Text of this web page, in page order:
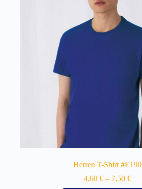
Herren T-Shirt #E190
4,60€ – 7,50€